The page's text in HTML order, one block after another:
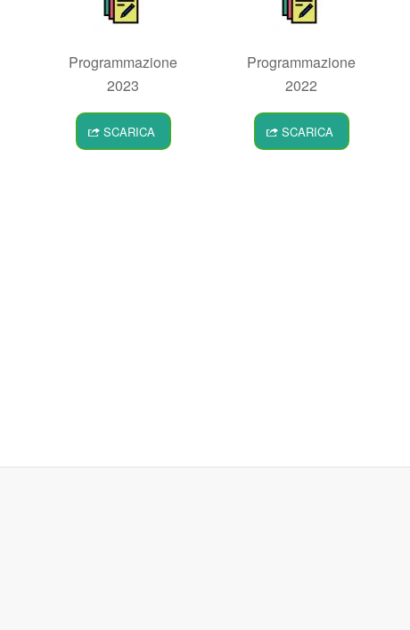
Programmazione
2023
SCARICA
Programmazione
2022
SCARICA